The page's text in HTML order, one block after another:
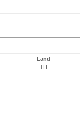
Land
TH